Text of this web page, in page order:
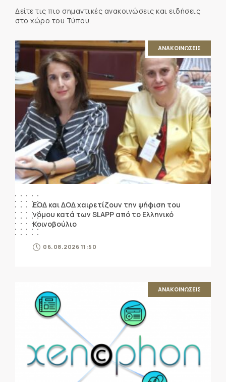
Δείτε τις πιο σημαντικές ανακοινώσεις και ειδήσεις
στο χώρο του Τύπου.
ΑΝΑΚΟΙΝΩΣΕΙΣ
ΕΟΔ και ΔΟΔ χαιρετίζουν την ψήφιση του
νόμου κατά των SLAPP από το Ελληνικό
Κοινοβούλιο
06.08.2026 11:50
ΑΝΑΚΟΙΝΩΣΕΙΣ